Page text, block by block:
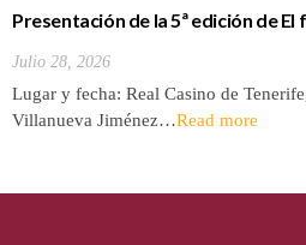
Presentación de la 5ª edición de
Julio 28, 2026
Lugar y fecha: Real Casino de
Villanueva Jiménez…Read more